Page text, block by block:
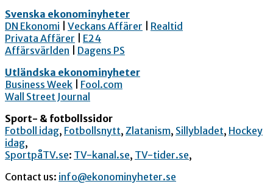
Svenska ekonominyheter
DN Ekonomi
Veckans Affärer
Realtid
Privata Affärer
E24
Affärsvärlden
Dagens PS
Utländska ekonominyheter
Business Week
Fool.com
Wall Street Journal
Sport- & fotbollssidor
Fotboll idag, Fotbollsnytt, Zlatanism, Sillybladet, Hockey
idag,
SportpåTV.se: TV-kanal.se, TV-tider.se,
Contact us: info@ekonominyheter.se